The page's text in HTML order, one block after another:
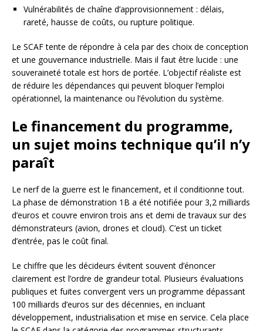
Vulnérabilités de chaîne d’approvisionnement : délais,
rareté, hausse de coûts, ou rupture politique.
Le SCAF tente de répondre à cela par des choix de conception
et une gouvernance industrielle. Mais il faut être lucide : une
souveraineté totale est hors de portée. L’objectif réaliste est
de réduire les dépendances qui peuvent bloquer l’emploi
opérationnel, la maintenance ou l’évolution du système.
Le financement du programme,
un sujet moins technique qu’il n’y
paraît
Le nerf de la guerre est le financement, et il conditionne tout.
La phase de démonstration 1B a été notifiée pour 3,2 milliards
d’euros et couvre environ trois ans et demi de travaux sur des
démonstrateurs (avion, drones et cloud). C’est un ticket
d’entrée, pas le coût final.
Le chiffre que les décideurs évitent souvent d’énoncer
clairement est l’ordre de grandeur total. Plusieurs évaluations
publiques et fuites convergent vers un programme dépassant
100 milliards d’euros sur des décennies, en incluant
développement, industrialisation et mise en service. Cela place